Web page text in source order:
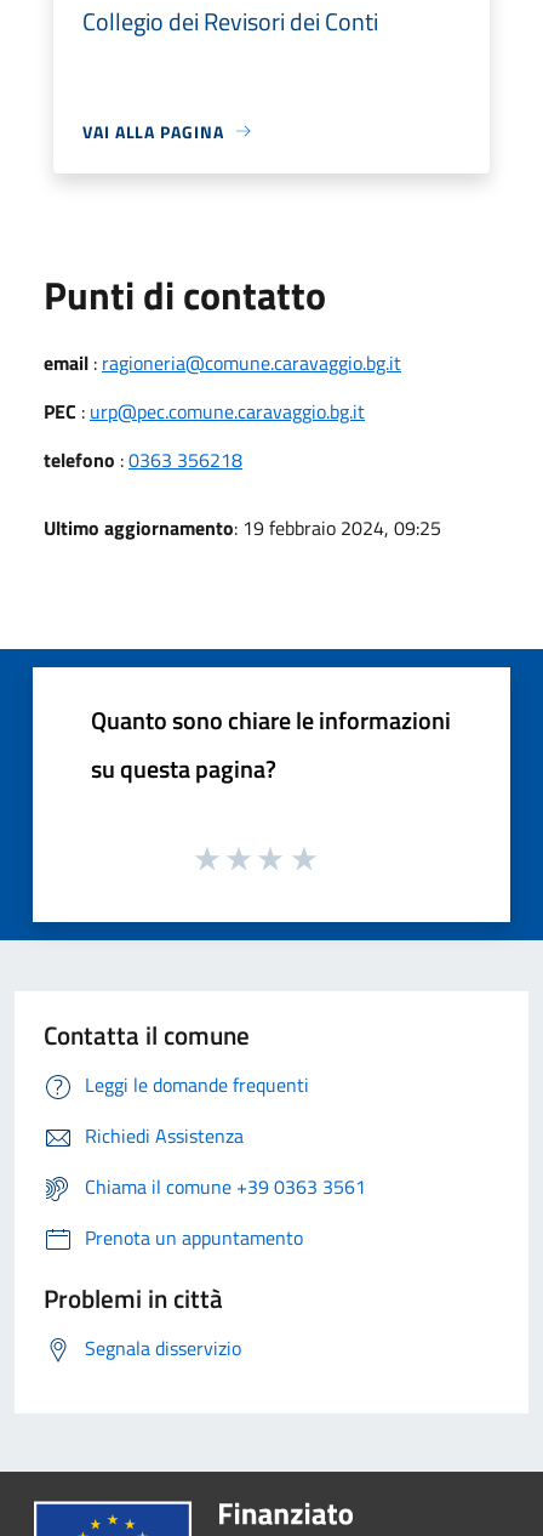
Collegio dei Revisori dei Conti
VAI ALLA PAGINA
Punti di contatto
email : ragioneria@comune.caravaggio.bg.it
PEC : urp@pec.comune.caravaggio.bg.it
telefono :0363 356218
Ultimo aggiornamento: 19 febbraio 2024, 09:25
Quanto sono chiare le informazioni
su questa pagina?
Contatta il comune
Leggi le domande frequenti
Richiedi Assistenza
Chiama il comune +39 0363 3561
Prenota un appuntamento
Problemi in città
Segnala disservizio